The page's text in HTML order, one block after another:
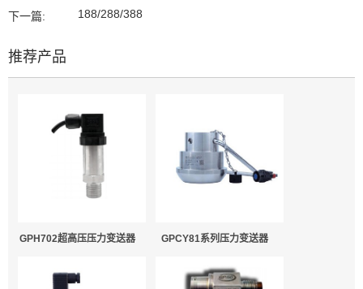
下一篇:
188/288/388
推荐产品
GPH702超高压压力变送器 GPCY81系列压力变送器